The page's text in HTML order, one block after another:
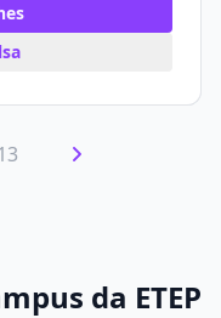
da ETEP